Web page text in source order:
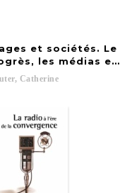
au Québec
et sociétés. Le
les médias et
Catherine